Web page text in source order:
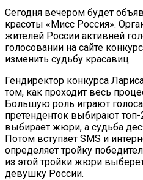
Сегодня вечером будет
красоты «Мисс Россия».
жителей России активней
голосовании на сайте
изменить судьбу красавиц.
Гендиректор конкурса
том, как проходит весь
Большую роль играют
претенденток выбирают
выбирает жюри, а судьба
Потом вступает SMS и
определяет тройку
из этой тройки жюри
девушку России.